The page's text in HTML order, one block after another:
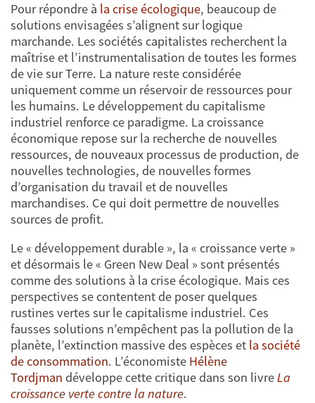
Pour répondre à la crise écologique, beaucoup de
solutions envisagées s’alignent sur logique
marchande. Les sociétés capitalistes recherchent la
maîtrise et l’instrumentalisation de toutes les formes
de vie sur Terre. La nature reste considérée
uniquement comme un réservoir de ressources pour
les humains. Le développement du capitalisme
industriel renforce ce paradigme. La croissance
économique repose sur la recherche de nouvelles
ressources, de nouveaux processus de production, de
nouvelles technologies, de nouvelles formes
d’organisation du travail et de nouvelles
marchandises. Ce qui doit permettre de nouvelles
sources de profit.
Le « développement durable », la « croissance verte »
et désormais le « Green New Deal » sont présentés
comme des solutions à la crise écologique. Mais ces
perspectives se contentent de poser quelques
rustines vertes sur le capitalisme industriel. Ces
fausses solutions n’empêchent pas la pollution de la
planète, l’extinction massive des espèces et la société
de consommation. L’économiste Hélène
Tordjman développe cette critique dans son livreLa
croissance verte contre la nature.